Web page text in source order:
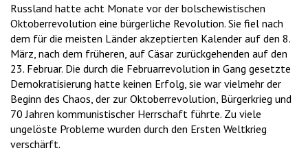
Russland hatte acht Monate vor der bolschewistischen
Oktoberrevolution eine bürgerliche Revolution. Sie fiel nach
dem für die meisten Länder akzeptierten Kalender auf den 8.
März, nach dem früheren, auf Cäsar zurückgehenden auf den
23. Februar. Die durch die Februarrevolution in Gang gesetzte
Demokratisierung hatte keinen Erfolg, sie war vielmehr der
Beginn des Chaos, der zur Oktoberrevolution, Bürgerkrieg und
70 Jahren kommunistischer Herrschaft führte. Zu viele
ungelöste Probleme wurden durch den Ersten Weltkrieg
verschärft.